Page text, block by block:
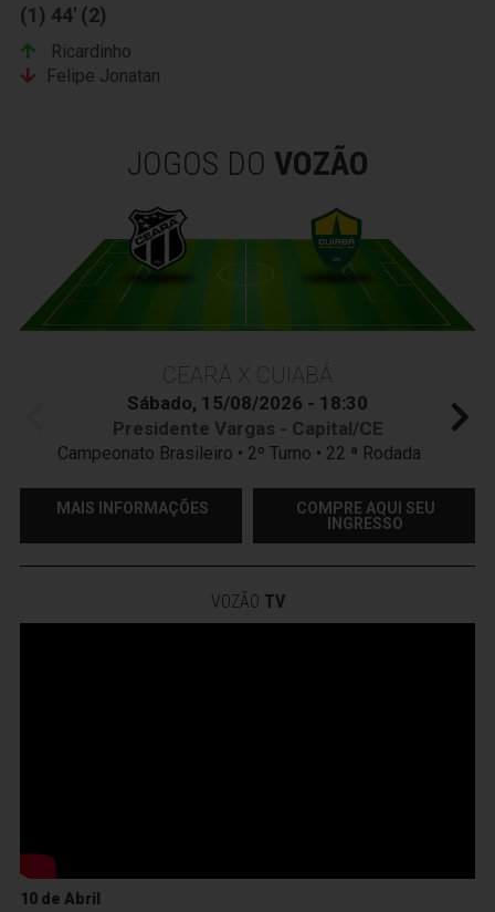
(1) 44' (2)
Ricardinho
Felipe Jonatan
JOGOS DO VOZÃO
CEARÁ X CUIABÁ
Sábado, 15/08/2026 - 18:30
Presidente Vargas - Capital/CE
Campeonato Brasileiro • 2º Turno • 22 ª Rodada
MAIS INFORMAÇÕES
COMPRE AQUI SEU
INGRESSO
VOZÃO TV
10 de Abril